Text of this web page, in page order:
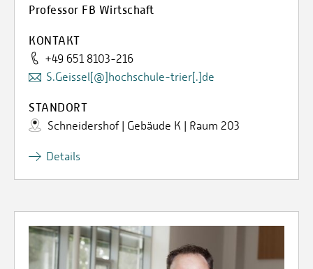
Professor FB Wirtschaft
KONTAKT
+49 651 8103-216
S.Geissel[@]hochschule-trier[.]de
STANDORT
Schneidershof | Gebäude K | Raum 203
Details